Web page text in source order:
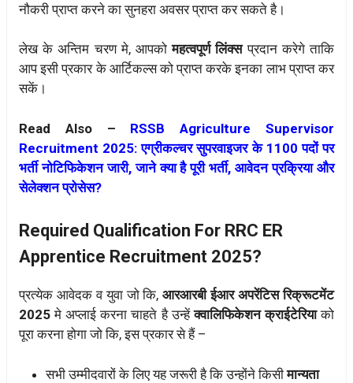
नौकरी प्राप्त करने का सुनहरा अवसर प्राप्त कर सकते है।
लेख के अन्तिम चरण मे, आपकोमहत्वपूर्ण लिंक्सप्रदान करेगे ताकि
आप इसी प्रकार के आर्टिकल्स को प्राप्त करके इनका लाभ प्राप्त कर
सकें।
Read Also – RSSB Agriculture Supervisor
Recruitment 2025: एग्रीकल्चर सुपरवाइजर के 1100 पदों पर
भर्ती नोटिफिकेशन जारी, जाने क्या है पूरी भर्ती, आवेदन प्रक्रिया और
सेलेक्शन प्रोसेस?
Required Qualification For RRC ER
Apprentice Recruitment 2025?
प्रत्येक आवेदक व युवा जो कि,आरआरबी ईआर अपरेंटिस रिक्रूटमेंट
2025मे अप्लाई करना चाहते है उन्हेंक्वालिफिकेशन क्राईटेरियाको
पूरा करना होगा जो कि, इस प्रकार से हैं –
सभी उम्मीदवारों के लिए यह जरूरी है कि उन्होंने किसीमान्यता